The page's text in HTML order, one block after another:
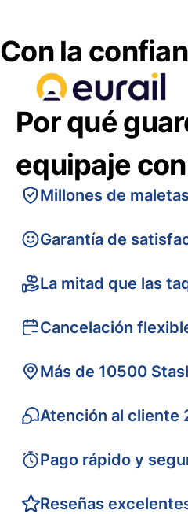
Con la
Por qué
equipaje
Millones de
Garantía de
La mitad que las
Cancelación
Más de 10500
Atención al cliente
Pago rápido y
Reseñas